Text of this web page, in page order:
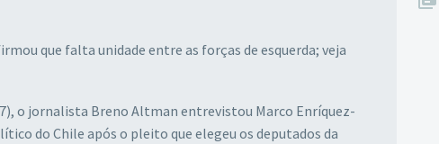
que falta unidade entre as forças de esquerda; veja
o jornalista Breno Altman entrevistou Marco Enríquez-
do Chile após o pleito que elegeu os deputados da